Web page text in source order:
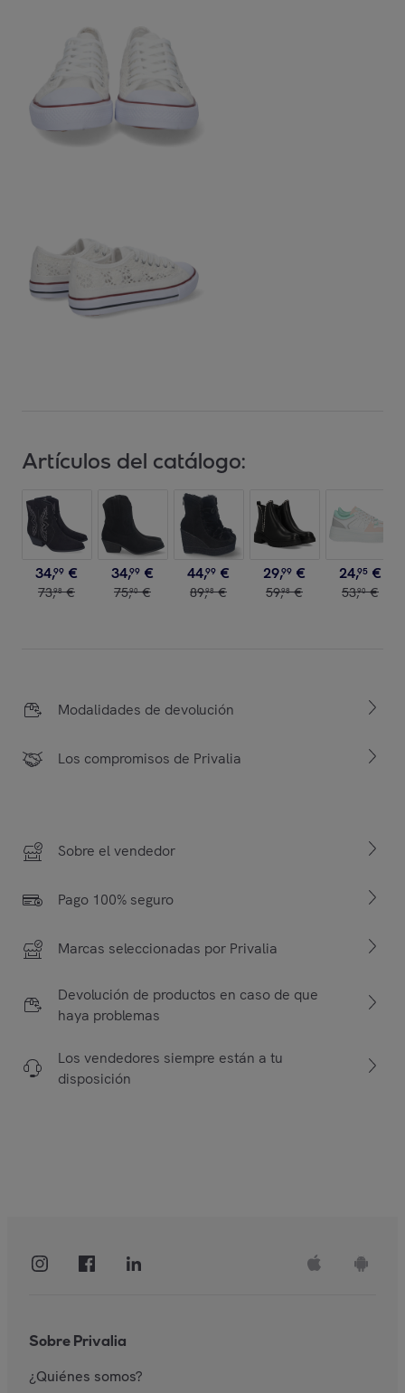
Artículos del catálogo:
34,99 €
73,98 €
34,99 €
75,90 €
44,99 €
89,98 €
29,99 €
59,98 €
24,95 €
53,90 €
Modalidades de devolución
Los compromisos de Privalia
Sobre el vendedor
Pago 100% seguro
Marcas seleccionadas por Privalia
Devolución de productos en caso de que
haya problemas
Los vendedores siempre están a tu
disposición
Sobre Privalia
¿Quiénes somos?